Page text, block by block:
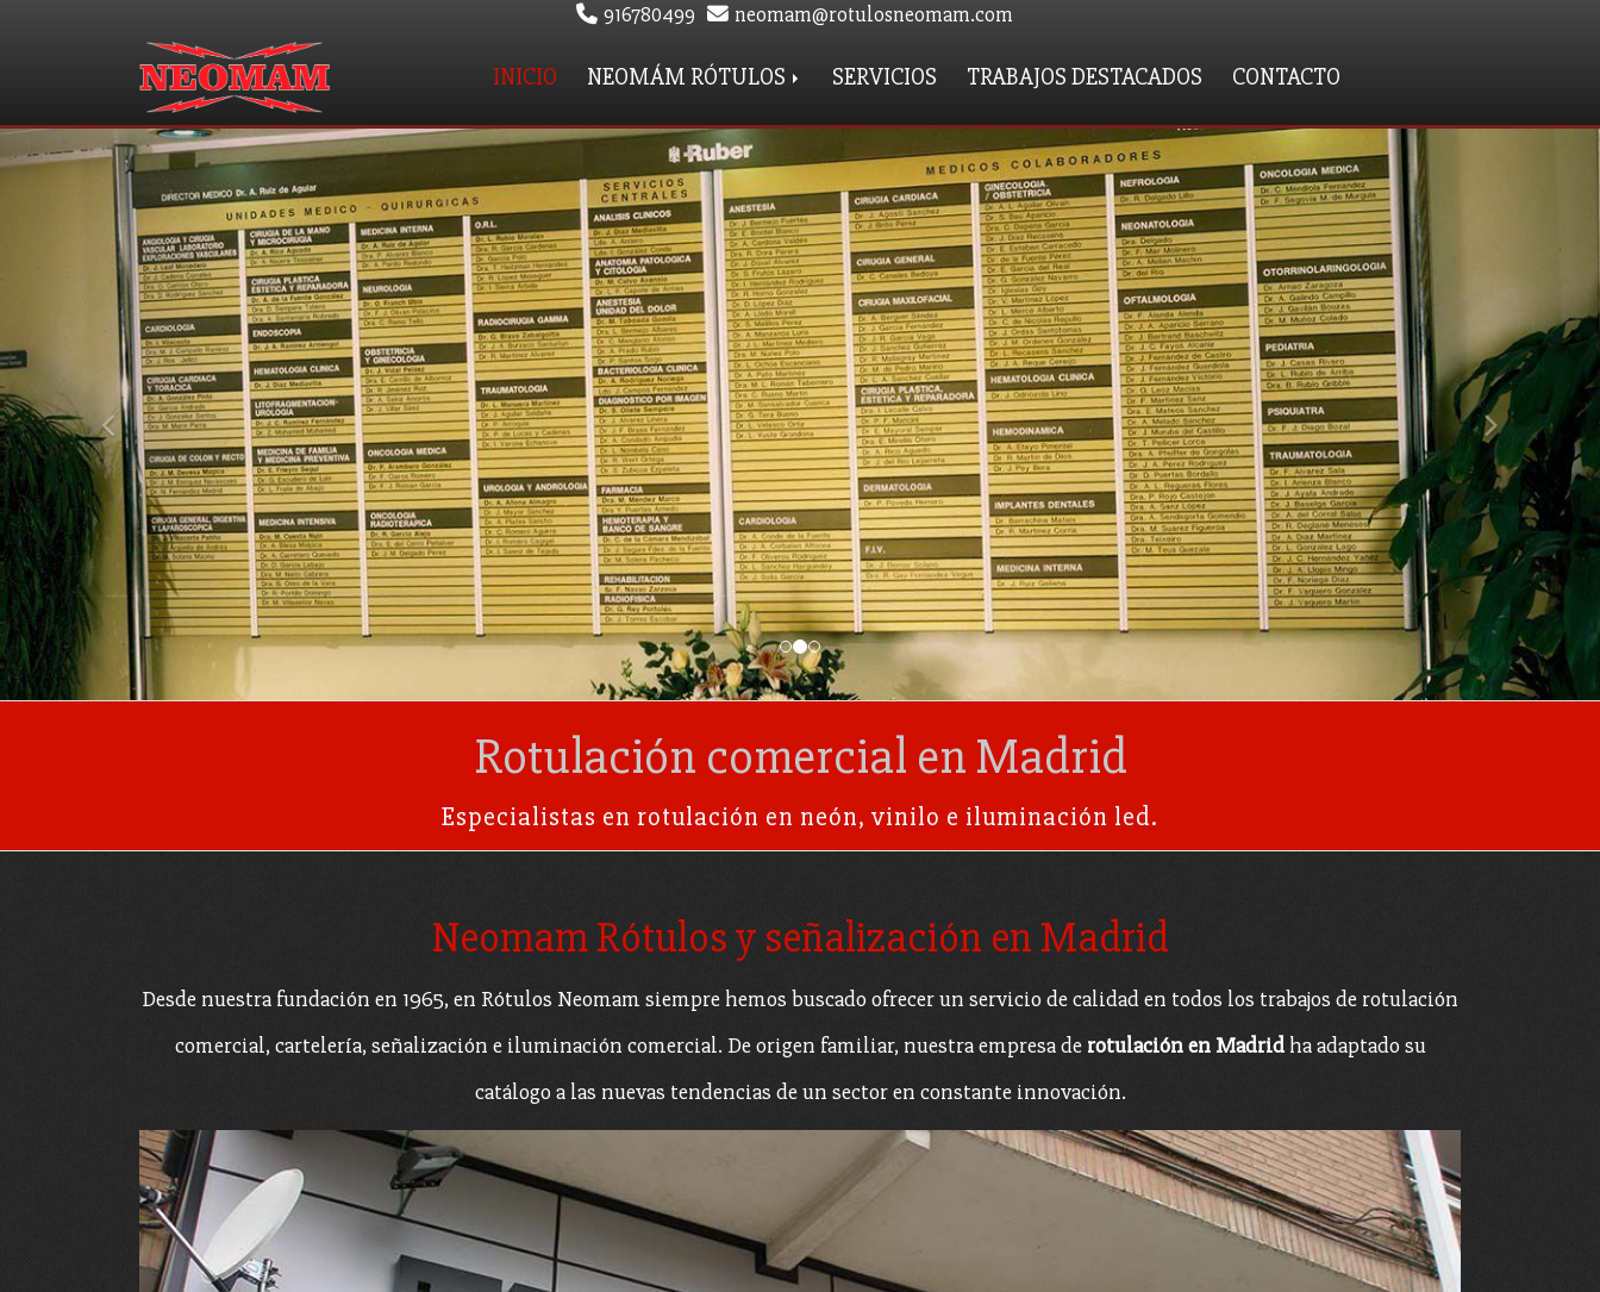
916780499 neomam rotulosneomam.com
INICIO NEOMÁM RÓTULOS SERVICIOS TRABAJOS DESTACADOS CONTACTO
prev
Rotulación comercial en Madrid
Especialistas en rotulación en neón, vinilo e iluminación led.
Neomam Rótulos y señalización en Madrid
Desde nuestra fundación en 1965, en Rótulos Neomam siempre hemos buscado ofrecer un servicio de calidad en todos los trabajos de rotulación
comercial, cartelería, señalización e iluminación comercial. De origen familiar, nuestra empresa de rotulación en Madridha adaptado su
catálogo a las nuevas tendencias de un sector en constante innovación.